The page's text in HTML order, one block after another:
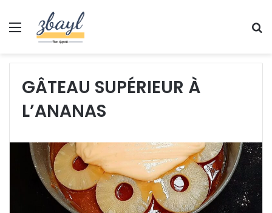
Menu
GÂTEAU SUPÉRIEUR À
L’ANANAS